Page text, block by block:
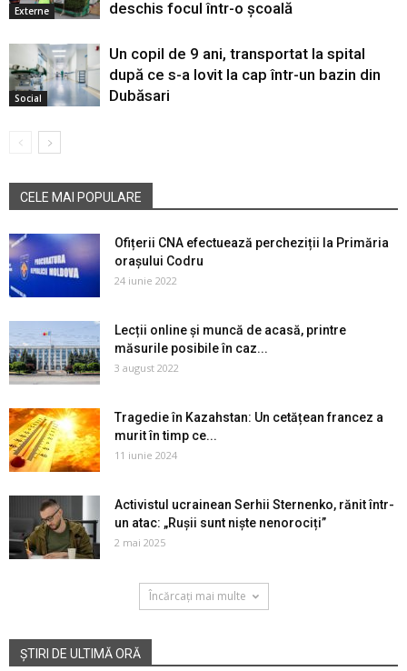
Externe deschis focul într-o școală
Social
Un copil de 9 ani, transportat la spital
după ce s-a lovit la cap într-un bazin din
Dubăsari
CELE MAI POPULARE
Ofițerii CNA efectuează percheziții la Primăria
orașului Codru
24 iunie 2022
Lecții online și muncă de acasă, printre
măsurile posibile în caz...
3 august 2022
Tragedie în Kazahstan: Un cetățean francez a
murit în timp ce...
11 iunie 2024
Activistul ucrainean Serhii Sternenko, rănit într-
un atac: „Rușii sunt niște nenorociți”
2 mai 2025
Încărcați mai multe
ȘTIRI DE ULTIMĂ ORĂ